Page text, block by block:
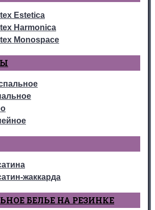
Estetica
Harmonica
Monospace
жаккарда
БЕЛЬЕ НА РЕЗИНКЕ